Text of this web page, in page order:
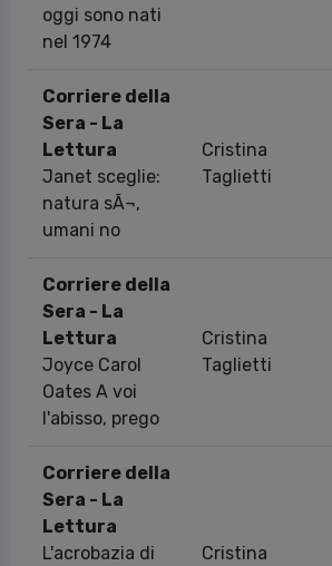
oggi sono nati
nel 1974
Corriere della
Sera - La
Lettura
Janet sceglie:
natura sÃ¬,
umani no
Cristina
Taglietti
Corriere della
Sera - La
Lettura
Joyce Carol
Oates A voi
l'abisso, prego
Cristina
Taglietti
Corriere della
Sera - La
Lettura
L'acrobazia di
Cristina